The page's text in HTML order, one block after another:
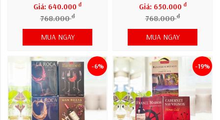
Giá: 640.000 đ
768.000đ
MUA NGAY
Giá: 650.000 đ
768.000đ
MUA NGAY
-6% -19%